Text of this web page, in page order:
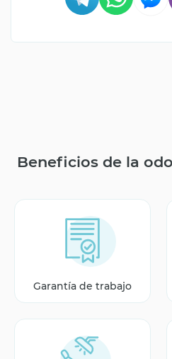
Beneficios de la
Garantía de trabajo